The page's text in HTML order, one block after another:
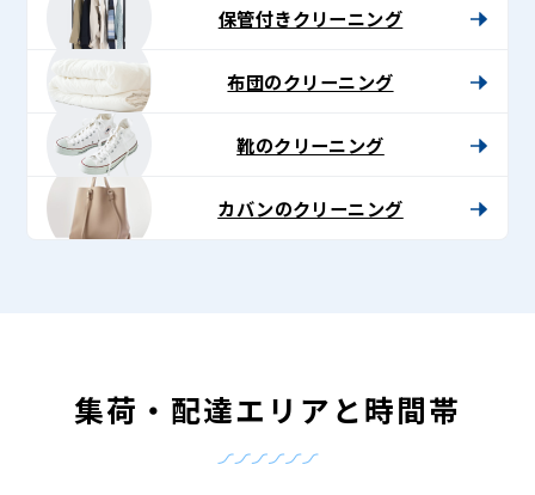
保管付きクリーニング
布団のクリーニング
靴のクリーニング
カバンのクリーニング
集荷・配達エリアと時間帯